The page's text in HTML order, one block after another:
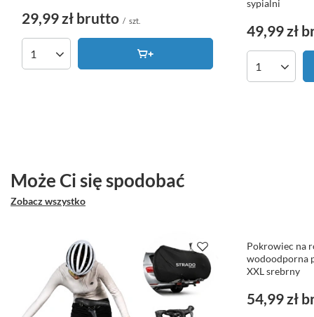
29,99 zł brutto / szt.
Ilość produktów
sypialni
49,99 zł
Ilość
Może Ci się spodobać
Zobacz wszystko
Pokrowiec na
wodoodporna
XXL srebrny
54,99 zł